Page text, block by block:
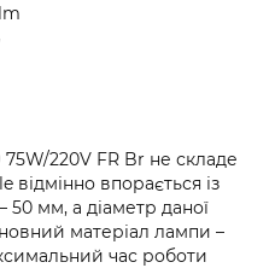
75W/220V FR Br не складе
відмінно впорається із
50 мм, а діаметр даної
матеріал лампи –
час роботи